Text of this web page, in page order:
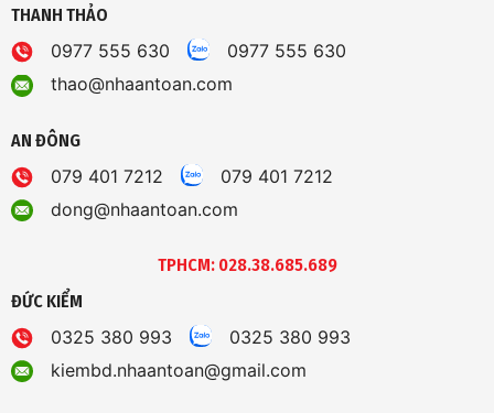
THANH THẢO
0977 555 630
0977 555 630
thao@nhaantoan.com
AN ĐÔNG
079 401 7212
079 401 7212
dong@nhaantoan.com
TPHCM: 028.38.685.689
ĐỨC KIỂM
0325 380 993
0325 380 993
kiembd.nhaantoan@gmail.com